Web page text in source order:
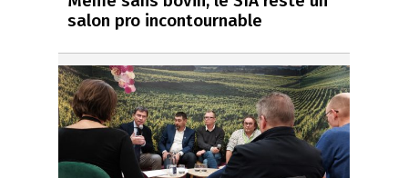
salon pro incontournable